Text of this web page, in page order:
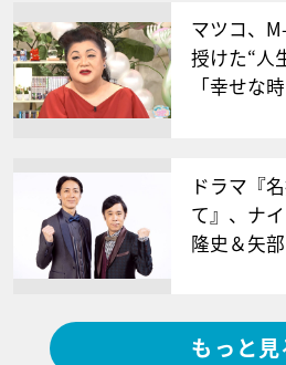
マツコ、
授けた“人
「幸せな
ドラマ『
て』、ナ
隆史＆矢
もっと見